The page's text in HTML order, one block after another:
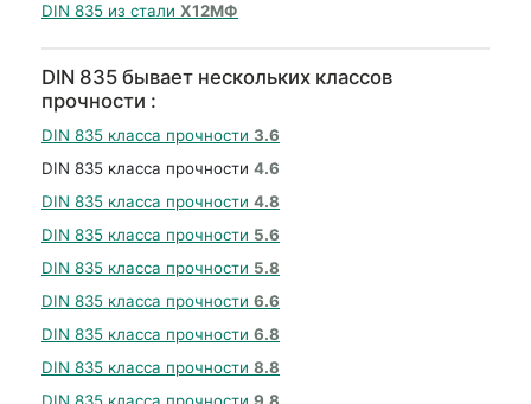
DIN 835 из стали Х12МФ
DIN 835 бывает нескольких классов
прочности :
DIN 835 класса прочности 3.6
DIN 835 класса прочности 4.6
DIN 835 класса прочности 4.8
DIN 835 класса прочности 5.6
DIN 835 класса прочности 5.8
DIN 835 класса прочности 6.6
DIN 835 класса прочности 6.8
DIN 835 класса прочности 8.8